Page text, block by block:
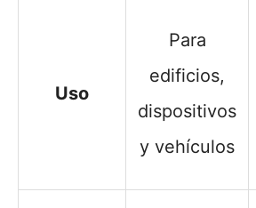
Uso
Para
edificios,
dispositivos
y vehículos